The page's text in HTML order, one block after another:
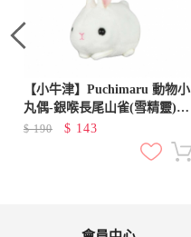
【小牛津】Puchimaru 動物小
丸偶-銀喉長尾山雀(雪精靈)~
日本超人氣絨毛小吊飾
$190 $ 143